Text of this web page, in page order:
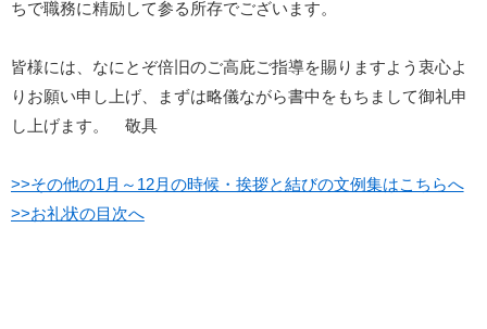
ちで職務に精励して参る所存でございます。
皆様には、なにとぞ倍旧のご高庇ご指導を賜りますよう衷心よ
りお願い申し上げ、まずは略儀ながら書中をもちまして御礼申
し上げます。 敬具
>>その他の1月～12月の時候・挨拶と結びの文例集はこちらへ
>>お礼状の目次へ